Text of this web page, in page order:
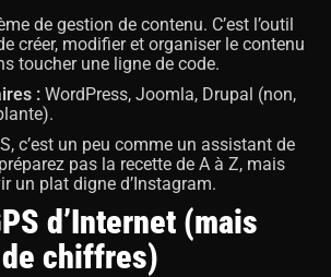
de gestion de contenu. C’est l’outil
créer, modifier et organiser le contenu
toucher une ligne de code.
: WordPress, Joomla, Drupal (non,
c’est un peu comme un assistant de
pas la recette de A à Z, mais
un plat digne d’Instagram.
d’Internet (mais
chiffres)